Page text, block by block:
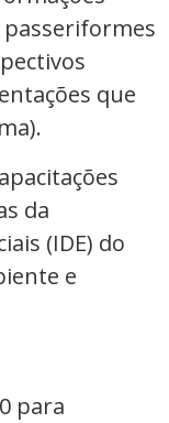
passeriformes
que
da
(IDE) do
e
para